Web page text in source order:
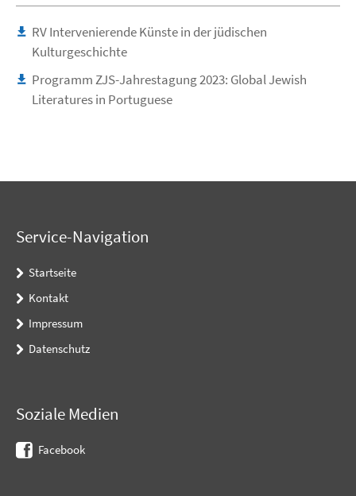
RV Intervenierende Künste in der jüdischen
Kulturgeschichte
Programm ZJS-Jahrestagung 2023: Global Jewish
Literatures in Portuguese
Service-Navigation
Startseite
Kontakt
Impressum
Datenschutz
Soziale Medien
Facebook